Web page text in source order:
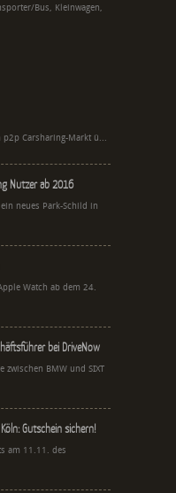
Bus, Kleinwagen,
Carsharing-Markt ü...
Nutzer ab 2016
neues Park-Schild in
Watch ab dem 24.
bei DriveNow
zwischen BMW und SIXT
Gutschein sichern!
am 11.11. des